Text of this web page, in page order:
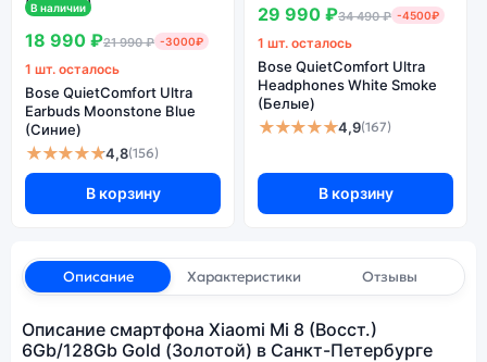
В наличии
18 990 ₽21 990 ₽ -3000₽
1 шт. осталось
Bose QuietComfort Ultra
Earbuds Moonstone Blue
(Синие)
★★★★★4,8(156)
В корзину
29 990 ₽34 490 ₽ -4500₽
1 шт. осталось
Bose QuietComfort Ultra
Headphones White Smoke
(Белые)
★★★★★4,9(167)
В корзину
Описание Характеристики Отзывы
Описание смартфона Xiaomi Mi 8 (Восст.)
6Gb/128Gb Gold (Золотой) в Санкт-Петербурге